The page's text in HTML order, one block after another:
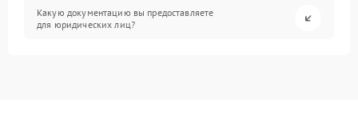
Какую документацию вы предоставляете
для юридических лиц?